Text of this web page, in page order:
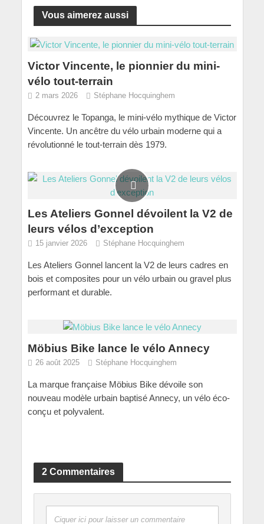
Vous aimerez aussi
Victor Vincente, le pionnier du mini-
vélo tout-terrain
2 mars 2026 Stéphane Hocquinghem
Découvrez le Topanga, le mini-vélo mythique de Victor
Vincente. Un ancêtre du vélo urbain moderne qui a
révolutionné le tout-terrain dès 1979.
Les Ateliers Gonnel dévoilent la V2 de
leurs vélos d’exception
15 janvier 2026 Stéphane Hocquinghem
Les Ateliers Gonnel lancent la V2 de leurs cadres en
bois et composites pour un vélo urbain ou gravel plus
performant et durable.
Möbius Bike lance le vélo Annecy
26 août 2025 Stéphane Hocquinghem
La marque française Möbius Bike dévoile son
nouveau modèle urbain baptisé Annecy, un vélo éco-
conçu et polyvalent.
2 Commentaires
Ciquer ici pour laisser un commentaire